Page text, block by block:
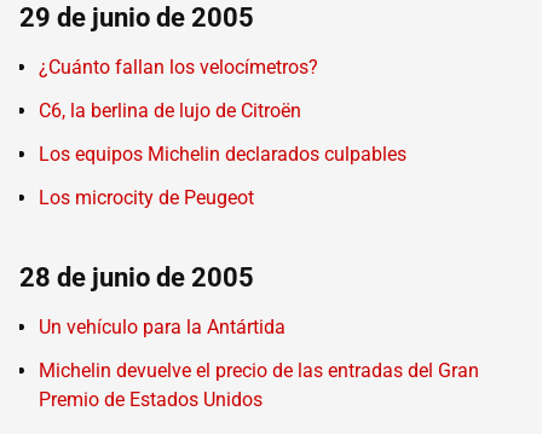
29 de junio de 2005
¿Cuánto fallan los velocímetros?
C6, la berlina de lujo de Citroën
Los equipos Michelin declarados culpables
Los microcity de Peugeot
28 de junio de 2005
Un vehículo para la Antártida
Michelin devuelve el precio de las entradas del Gran
Premio de Estados Unidos